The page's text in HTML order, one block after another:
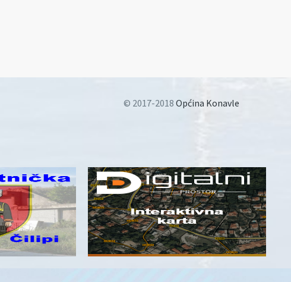
© 2017-2018 Općina Konavle